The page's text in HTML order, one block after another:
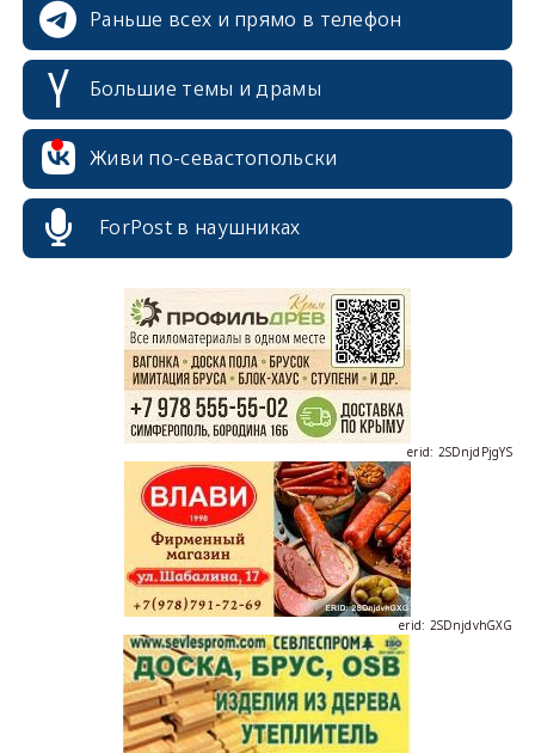
Раньше всех и прямо в телефон
Большие темы и драмы
Живи по-севастопольски
ForPost в наушниках
erid: 2SDnjdPjgYS
erid: 2SDnjdvhGXG